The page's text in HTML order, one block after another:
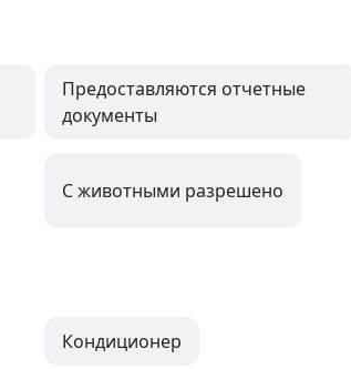
Предоставляются отчетные
документы
С животными разрешено
Кондиционер